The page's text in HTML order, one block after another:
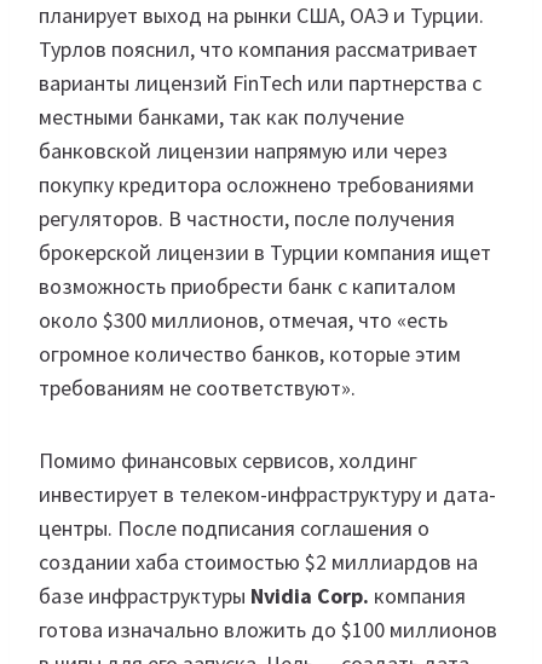
планирует выход на рынки США, ОАЭ и Турции.
Турлов пояснил, что компания рассматривает
варианты лицензий FinTech или партнерства с
местными банками, так как получение
банковской лицензии напрямую или через
покупку кредитора осложнено требованиями
регуляторов. В частности, после получения
брокерской лицензии в Турции компания ищет
возможность приобрести банк с капиталом
около $300 миллионов, отмечая, что «есть
огромное количество банков, которые этим
требованиям не соответствуют».
Помимо финансовых сервисов, холдинг
инвестирует в телеком-инфраструктуру и дата-
центры. После подписания соглашения о
создании хаба стоимостью $2 миллиардов на
базе инфраструктуры Nvidia Corp. компания
готова изначально вложить до $100 миллионов